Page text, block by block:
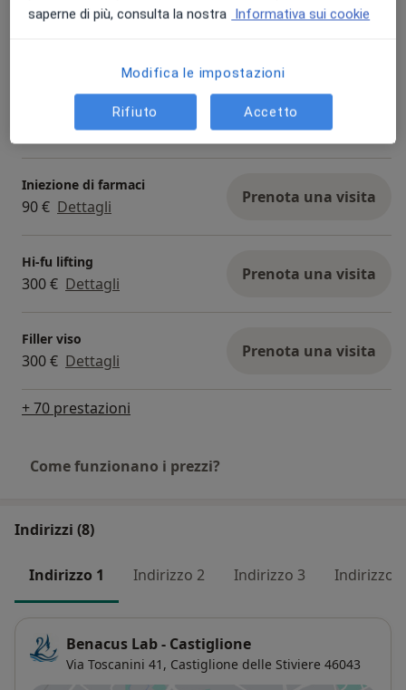
Visita senologica + ecografia
Elettroporazione
Dettagli Prenota una visita
Iniezione di farmaci
90 € Dettagli Prenota una visita
Hi-fu lifting
300 € Dettagli Prenota una visita
Filler viso
300 € Dettagli Prenota una visita
+ 70 prestazioni
Come funzionano i prezzi?
Indirizzi (8)
Indirizzo 1 Indirizzo 2 Indirizzo 3 Indirizzo 4
Benacus Lab - Castiglione
Via Toscanini 41, Castiglione delle Stiviere 46043
saperne di più, consulta la nostra Informativa sui cookie
Modifica le impostazioni
Rifiuto Accetto